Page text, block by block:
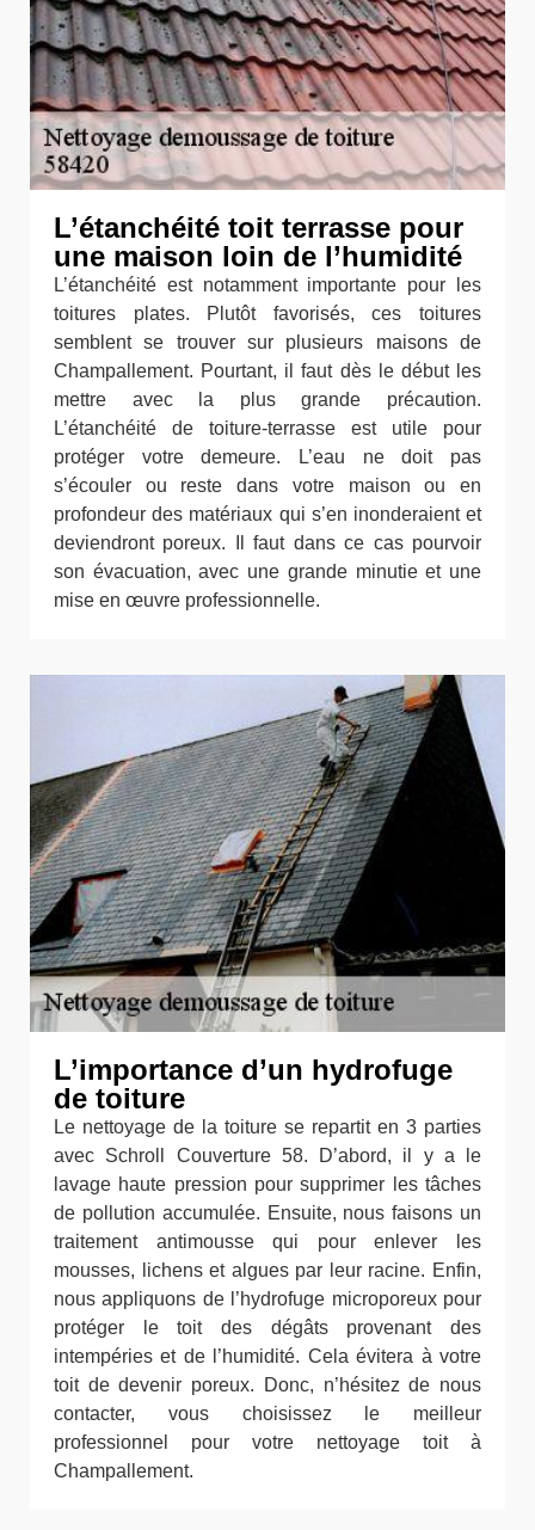
L’étanchéité toit terrasse pour
une maison loin de l’humidité
L’étanchéité est notamment importante pour les
toitures plates. Plutôt favorisés, ces toitures
semblent se trouver sur plusieurs maisons de
Champallement. Pourtant, il faut dès le début les
mettre avec la plus grande précaution.
L’étanchéité de toiture-terrasse est utile pour
protéger votre demeure. L’eau ne doit pas
s’écouler ou reste dans votre maison ou en
profondeur des matériaux qui s’en inonderaient et
deviendront poreux. Il faut dans ce cas pourvoir
son évacuation, avec une grande minutie et une
mise en œuvre professionnelle.
L’importance d’un hydrofuge
de toiture
Le nettoyage de la toiture se repartit en 3 parties
avec Schroll Couverture 58. D’abord, il y a le
lavage haute pression pour supprimer les tâches
de pollution accumulée. Ensuite, nous faisons un
traitement antimousse qui pour enlever les
mousses, lichens et algues par leur racine. Enfin,
nous appliquons de l’hydrofuge microporeux pour
protéger le toit des dégâts provenant des
intempéries et de l’humidité. Cela évitera à votre
toit de devenir poreux. Donc, n’hésitez de nous
contacter, vous choisissez le meilleur
professionnel pour votre nettoyage toit à
Champallement.